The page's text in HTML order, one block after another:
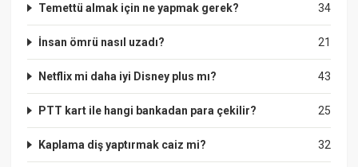
34
Temettü almak için ne yapmak gerek?
21
İnsan ömrü nasıl uzadı?
43
Netflix mi daha iyi Disney plus mı?
25
PTT kart ile hangi bankadan para çekilir?
32
Kaplama diş yaptırmak caiz mi?